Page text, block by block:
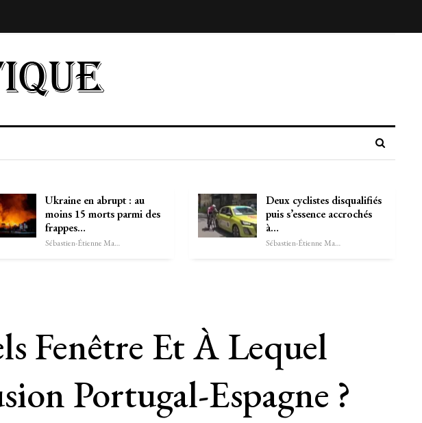
Ukraine en abrupt : au
moins 15 morts parmi des
frappes…
Sébastien-Étienne Marechal
Deux cyclistes disqualifiés
puis s’essence accrochés
à…
Sébastien-Étienne Marechal
Fenêtre Et À Lequel
Portugal-Espagne ?